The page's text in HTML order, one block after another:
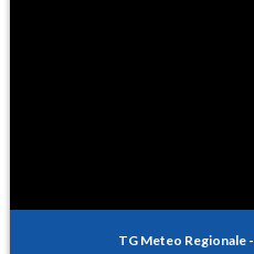
TG Meteo Regionale -